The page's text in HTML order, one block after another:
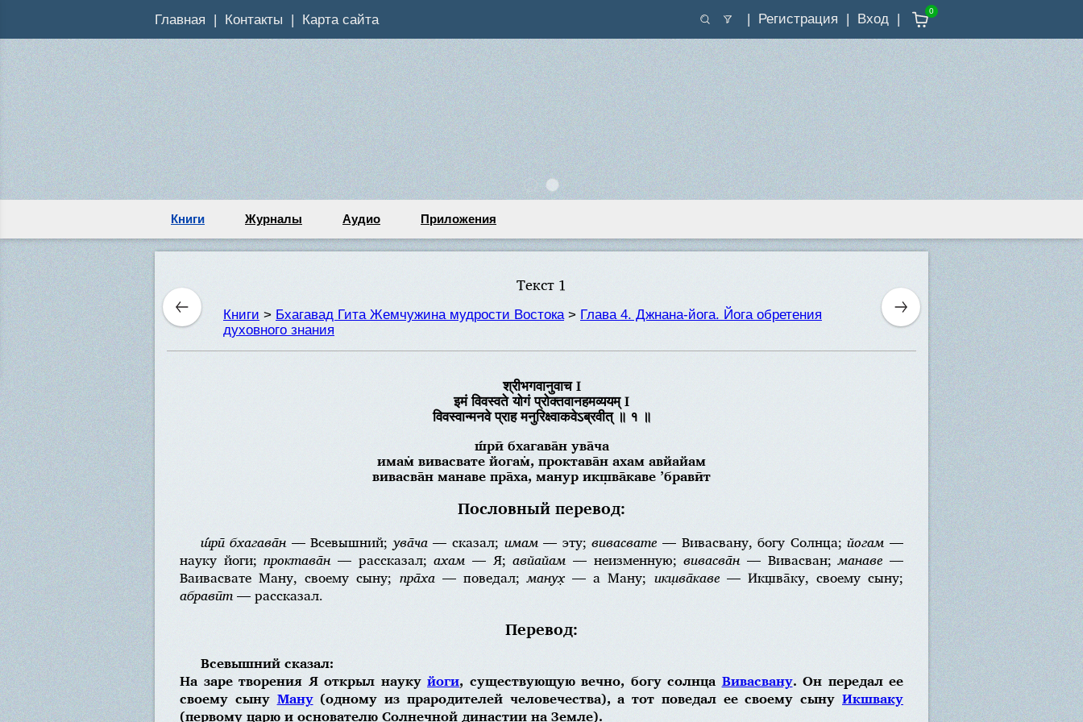
Главная Контакты Карта сайта Регистрация Вход
0
Книги Журналы Аудио Приложения
Текст 1
Книги > Бхагавад Гита Жемчужина мудрости Востока> Глава 4. Джнана-йога. Йога обретения
духовного знания
श्रीभगवानुवाच I
इमं विवस्वते योगं प्रोक्तवानहमव्ययम् I
विवस्वान्मनवे प्राह मनुरिक्ष्वाकवेऽब्रवीत् ॥ १ ॥
ш́рӣ бхагава̄н ува̄ча
имам̇ вивасвате йогам̇, проктава̄н ахам авйайам
вивасва̄н манаве пра̄ха, манур икш̣ва̄каве ’бравӣт
Пословный перевод:
ш́рӣ бхагава̄н— Всевышний; ува̄ча— сказал; имам— эту;вивасвате — Вивасвану, богу Солнца;йогам —
науку йоги;проктава̄н— рассказал;ахам — Я;авйайам — неизменную;вивасва̄н— Вивасван;манаве —
Ваивасвате Ману, своему сыну; пра̄ха— поведал;манух̣— а Ману; икш̣ва̄каве— Икш̣ва̄ку, своему сыну;
абравӣт— рассказал.
Перевод:
Всевышний сказал:
На заре творения Я открыл науку йоги, существующую вечно, богу солнца Вивасвану. Он передал ее
своему сыну Ману(одному из прародителей человечества), а тот поведал ее своему сынуИкшваку
(первому царю и основателю Солнечной династии на Земле).